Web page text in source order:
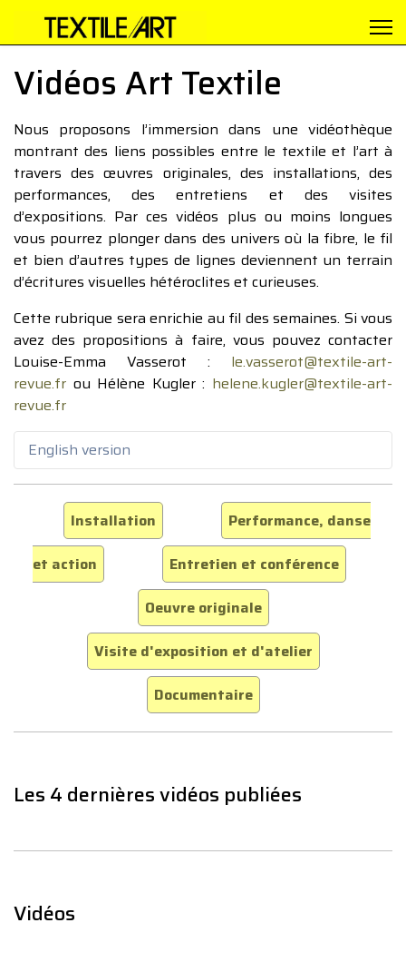
Vidéos Art Textile
Nous proposons l’immersion dans une vidéothèque
montrant des liens possibles entre le textile et l’art à
travers des œuvres originales, des installations, des
performances, des entretiens et des visites
d’expositions. Par ces vidéos plus ou moins longues
vous pourrez plonger dans des univers où la fibre, le fil
et bien d’autres types de lignes deviennent un terrain
d’écritures visuelles hétéroclites et curieuses.
Cette rubrique sera enrichie au fil des semaines. Si vous
avez des propositions à faire, vous pouvez contacter
Louise-Emma Vasserot : le.vasserot@textile-art-
revue.fr ou Hélène Kugler : helene.kugler@textile-art-
revue.fr
English version
Installation
Performance, danse
et action
Entretien et conférence
Oeuvre originale
Visite d'exposition et d'atelier
Documentaire
Les 4 dernières vidéos publiées
Vidéos